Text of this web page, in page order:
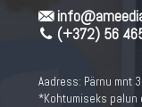
(+372) 56
Aadress: Pärnu mnt
*Kohtumiseks palun